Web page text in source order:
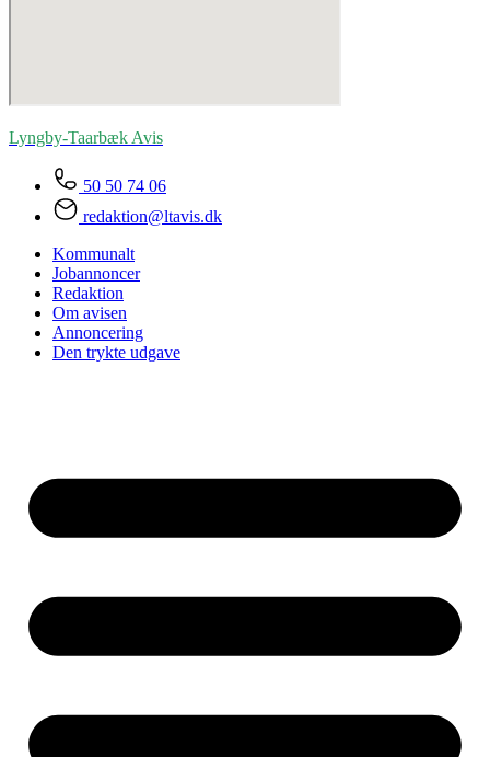
Lyngby-TaarbækAvis
50 50 74 06
redaktion@ltavis.dk
Kommunalt
Jobannoncer
Redaktion
Om avisen
Annoncering
Den trykte udgave